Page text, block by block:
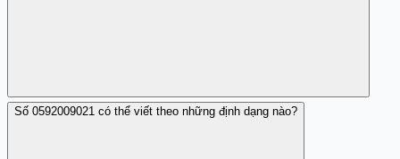
Nếu gặp số 0592009021 nhá máy liên tục mà không nói
Số 0592009021 có thể viết theo những định dạng nào?